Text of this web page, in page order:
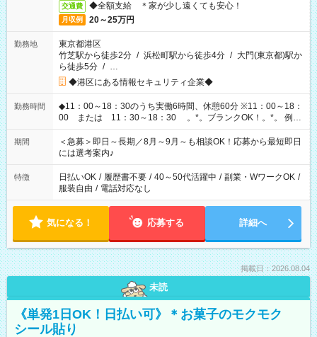
交通費 ◆全額支給 ＊家が少し遠くても安心！
月収例 20～25万円
勤務地
東京都港区
竹芝駅から徒歩2分 / 浜松町駅から徒歩4分 / 大門(東京都)駅か
ら徒歩5分 / …
◆港区にある情報セキュリティ企業◆
勤務時間
◆11：00～18：30のうち実働6時間、休憩60分 ※11：00～18：
00 または 11：30～18：30 。*。ブランクOK！。*。 例え
ば前職が、 在宅/財団法人/事務/コールセンター/受付/販売/カフェ
スタッフ スイーツ販売/ホテルフロント/化粧品販売/など 様々な
業界から入社して活躍されています♪
期間
＜急募＞即日～長期／8月～9月～も相談OK！応募から最短即日
には選考案内♪
特徴 日払いOK / 履歴書不要 / 40～50代活躍中 / 副業・WワークOK /
服装自由 / 電話対応なし
気になる！ 応募する 詳細へ
掲載日：2026.08.04
未読
《単発1日OK！日払い可》＊お菓子のモクモク
シール貼り